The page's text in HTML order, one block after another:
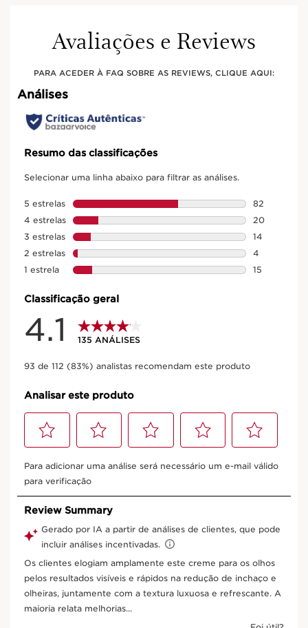
Avaliações e Reviews
PARA ACEDER À FAQ SOBRE AS REVIEWS, CLIQUE AQUI: